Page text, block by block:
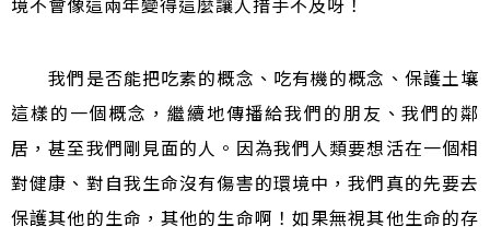
我們是否能把吃素的概念、吃有機的概念、保護土壤
這樣的一個概念，繼續地傳播給我們的朋友、我們的鄰
居，甚至我們剛見面的人。因為我們人類要想活在一個相
對健康、對自我生命沒有傷害的環境中，我們真的先要去
保護其他的生命，其他的生命啊！如果無視其他生命的存